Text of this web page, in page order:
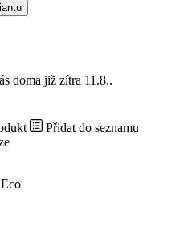
doma již zítra 11.8..
Přidat do seznamu